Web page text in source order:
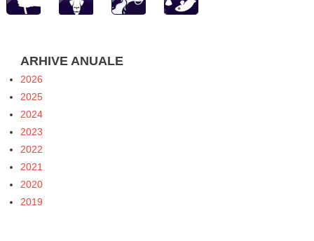
ARHIVE ANUALE
2026
2025
2024
2023
2022
2021
2020
2019